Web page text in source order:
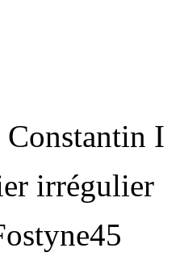
Constantin I
irrégulier